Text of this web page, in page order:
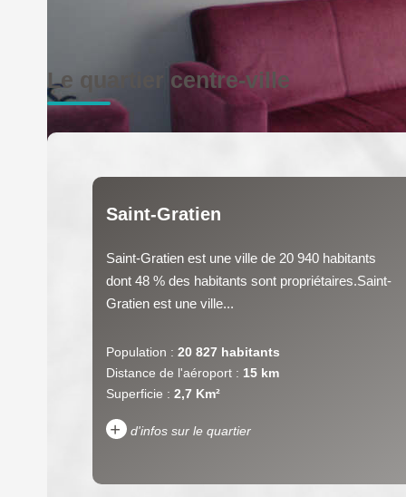
Le quartier centre-ville
Saint-Gratien
Saint-Gratien est une ville de 20 940 habitants
dont 48 % des habitants sont propriétaires.Saint-
Gratien est une ville...
Population : 20 827 habitants
Distance de l'aéroport : 15 km
Superficie : 2,7 Km²
+ d'infos sur le quartier